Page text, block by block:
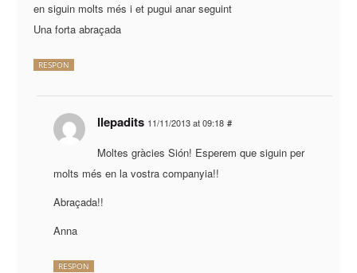
en siguin molts més i et pugui anar seguint
Una forta abraçada
RESPON
llepadits 11/11/2013 at 09:18 #
Moltes gràcies Sión! Esperem que siguin per
molts més en la vostra companyia!!
Abraçada!!
Anna
RESPON